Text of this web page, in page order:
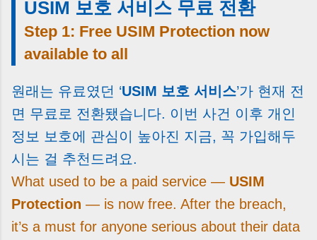
USIM 보호 서비스 무료 전환
Step 1: Free USIM Protection now
available to all
원래는 유료였던 ‘USIM 보호 서비스’가 현재 전
면 무료로 전환됐습니다. 이번 사건 이후 개인
정보 보호에 관심이 높아진 지금, 꼭 가입해두
시는 걸 추천드려요.
What used to be a paid service — USIM
Protection — is now free. After the breach,
it’s a must for anyone serious about their data